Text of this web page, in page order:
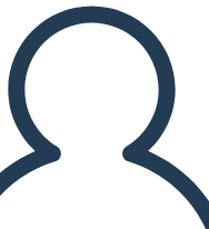
DE DIAPOZITIVE
MI